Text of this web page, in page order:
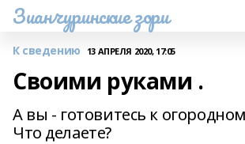
Зианчуринские зори
К сведению 13 АПРЕЛЯ 2020, 17:05
Своими руками .
А вы - готовитесь к
Что делаете?